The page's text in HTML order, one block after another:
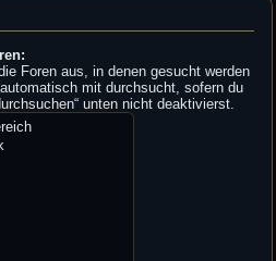
Foren aus, in denen gesucht werden
mit durchsucht, sofern du
unten nicht deaktivierst.